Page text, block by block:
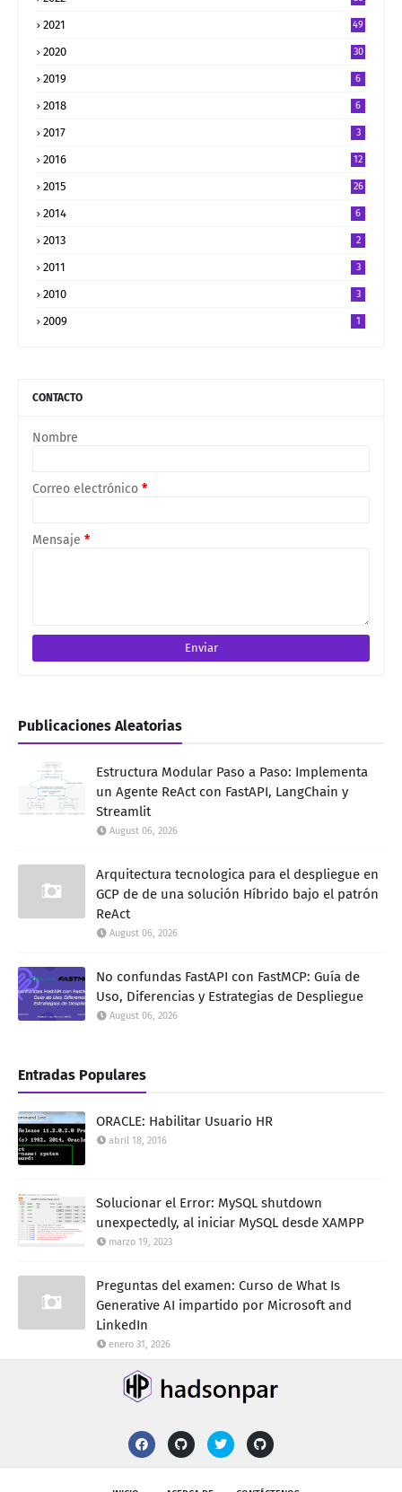
2021 49
2020 30
2019 6
2018 6
2017 3
2016 12
2015 26
2014 6
2013 2
2011 3
2010 3
2009 1
CONTACTO
Nombre
Correo electrónico *
Mensaje *
Publicaciones Aleatorias
Estructura Modular Paso a Paso: Implementa
un Agente ReAct con FastAPI, LangChain y
Streamlit
August 06, 2026
Arquitectura tecnologica para el despliegue en
GCP de de una solución Híbrido bajo el patrón
ReAct
August 06, 2026
No confundas FastAPI con FastMCP: Guía de
Uso, Diferencias y Estrategias de Despliegue
August 06, 2026
Entradas Populares
ORACLE: Habilitar Usuario HR
abril 18, 2016
Solucionar el Error: MySQL shutdown
unexpectedly, al iniciar MySQL desde XAMPP
marzo 19, 2023
Preguntas del examen: Curso de What Is
Generative AI impartido por Microsoft and
LinkedIn
enero 31, 2026